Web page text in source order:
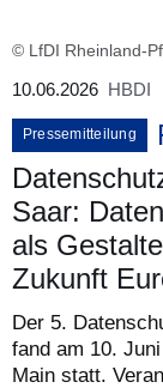
© LfDI Rheinland-
10.06.2026 HBDI
Pressemitteilung
Saar:
als
Zukunft
Der 5.
fand am 10.
Main statt.